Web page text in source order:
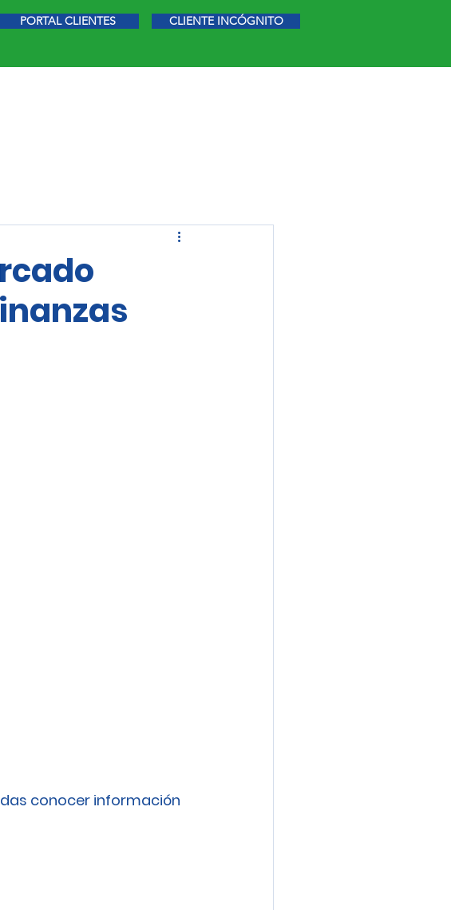
PORTAL CLIENTES CLIENTE INCÓGNITO
conocer información